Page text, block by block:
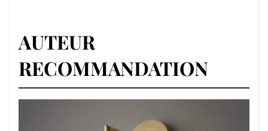
AUTEUR
RECOMMANDATION